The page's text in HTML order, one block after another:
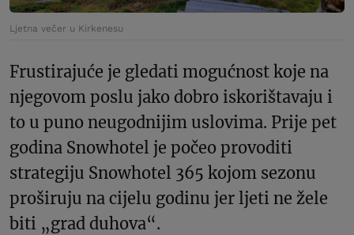
Ljetna večer u Kirkenesu
Frustirajuće je gledati mogućnost koje na
njegovom poslu jako dobro iskorištavaju i
to u puno neugodnijim uslovima. Prije pet
godina Snowhotel je počeo provoditi
strategiju Snowhotel 365 kojom sezonu
proširuju na cijelu godinu jer ljeti ne žele
biti „grad duhova“.